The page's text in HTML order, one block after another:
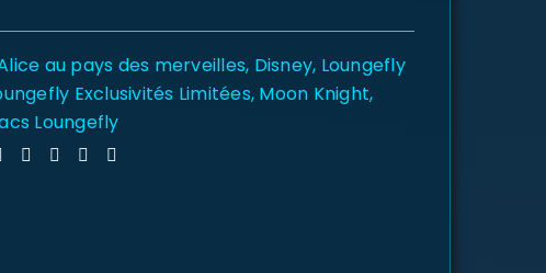
au pays des merveilles, Disney, Loungefly
Exclusivités Limitées, Moon Knight,
Loungefly